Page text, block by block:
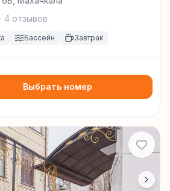
· 4 отзывов
Бассейн Завтрак
Выбрать номер